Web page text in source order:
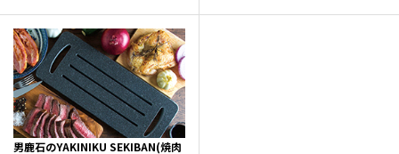
男鹿石のYAKINIKU SEKIBAN(焼肉